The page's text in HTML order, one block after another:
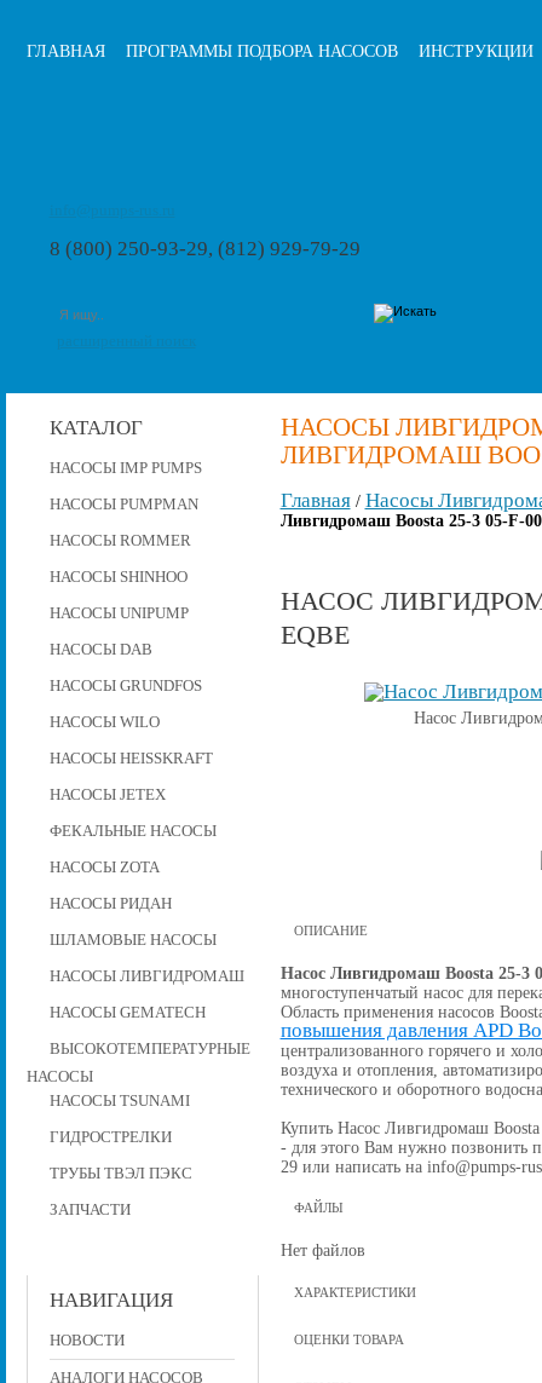
ГЛАВНАЯ ПРОГРАММЫ ПОДБОРА НАСОСОВ ИНСТРУКЦИИ
8 (800) 250-93-29, (812) 929-79-29
КАТАЛОГ
НАСОСЫ IMP PUMPS
НАСОСЫ PUMPMAN
НАСОСЫ ROMMER
НАСОСЫ SHINHOO
НАСОСЫ UNIPUMP
НАСОСЫ DAB
НАСОСЫ GRUNDFOS
НАСОСЫ WILO
НАСОСЫ HEISSKRAFT
НАСОСЫ JETEX
ФЕКАЛЬНЫЕ НАСОСЫ
НАСОСЫ ZOTA
НАСОСЫ РИДАН
ШЛАМОВЫЕ НАСОСЫ
НАСОСЫ ЛИВГИДРОМАШ
НАСОСЫ GEMATECH
ВЫСОКОТЕМПЕРАТУРНЫЕ
НАСОСЫ
НАСОСЫ TSUNAMI
ГИДРОСТРЕЛКИ
ТРУБЫ ТВЭЛ ПЭКС
ЗАПЧАСТИ
НАВИГАЦИЯ
НОВОСТИ
АНАЛОГИ НАСОСОВ
НАСОСЫ
ЛИВГИДРОМАШ
Главная/ Насосы
Ливгидромаш Boosta 25-3 05-F-
НАСОС
EQBE
Насос
ОПИСАНИЕ
Насос Ливгидромаш Boosta 25-3
многоступенчатый насос для
Область применения насосов
повышения давления APD
централизованного горячего и
воздуха и отопления,
технического и оборотного
Купить Насос Ливгидромаш
- для этого Вам нужно позвонить
29 или написать на info@pumps-
ФАЙЛЫ
Нет файлов
ХАРАКТЕРИСТИКИ
ОЦЕНКИ ТОВАРА